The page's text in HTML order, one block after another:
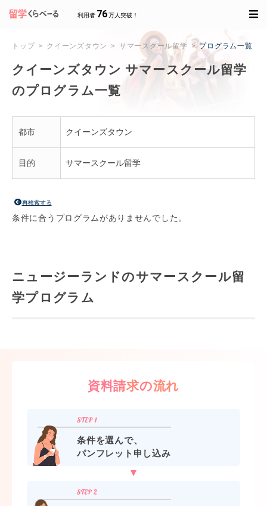
利用者 76万人突破！
トップ クイーンズタウン サマースクール留学 プログラム一覧
クイーンズタウン サマースクール留学
のプログラム一覧
都市 クイーンズタウン
目的 サマースクール留学
再検索する
条件に合うプログラムがありませんでした。
ニュージーランドのサマースクール留
学プログラム
資料請求の流れ
条件を選んで、
パンフレット申し込み